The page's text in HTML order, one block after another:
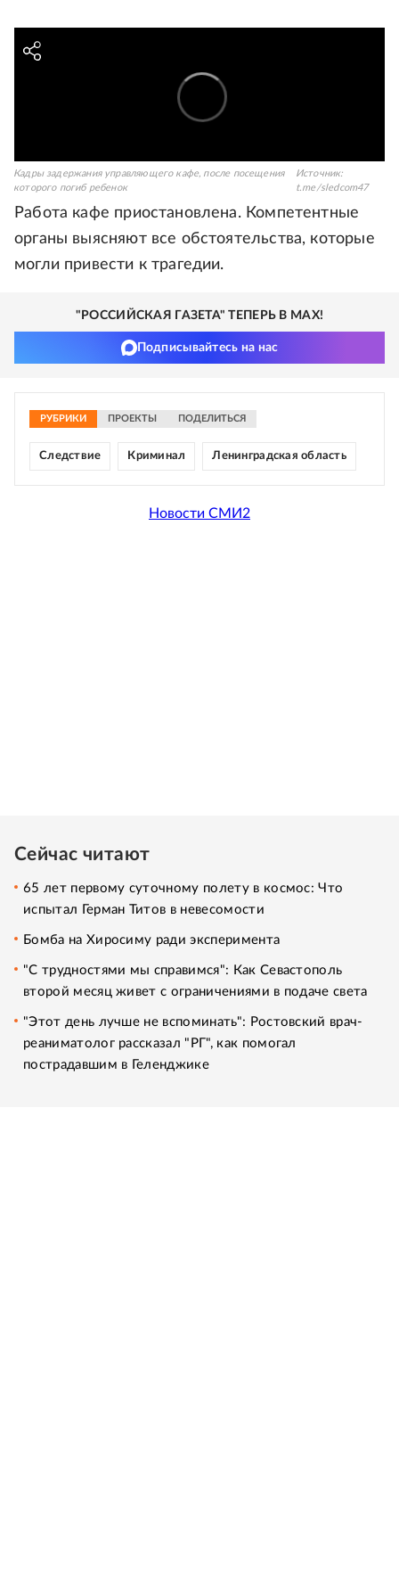
Кадры задержания управляющего кафе, после посещения
которого погиб ребенок
Источник:
t.me/sledcom47
Работа кафе приостановлена. Компетентные
органы выясняют все обстоятельства, которые
могли привести к трагедии.
"РОССИЙСКАЯ ГАЗЕТА" ТЕПЕРЬ В MAX!
Подписывайтесь на нас
РУБРИКИ ПРОЕКТЫ ПОДЕЛИТЬСЯ
Следствие Криминал Ленинградская область
Новости СМИ2
Сейчас читают
65 лет первому суточному полету в космос: Что
испытал Герман Титов в невесомости
Бомба на Хиросиму ради эксперимента
"С трудностями мы справимся": Как Севастополь
второй месяц живет с ограничениями в подаче света
"Этот день лучше не вспоминать": Ростовский врач-
реаниматолог рассказал "РГ", как помогал
пострадавшим в Геленджике